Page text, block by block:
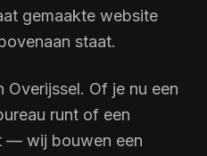
gemaakte website
staat.
Of je nu een
runt of een
— wij bouwen een